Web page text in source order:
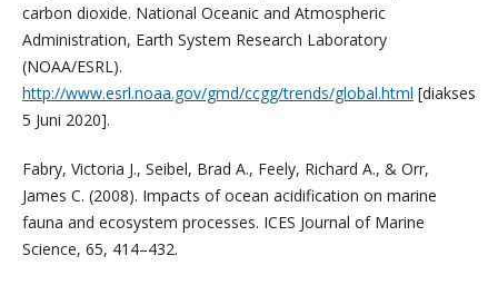
carbon dioxide. National Oceanic and Atmospheric
Administration, Earth System Research Laboratory
(NOAA/ESRL).
http://www.esrl.noaa.gov/gmd/ccgg/trends/global.html [diakses
5 Juni 2020].
Fabry, Victoria J., Seibel, Brad A., Feely, Richard A., & Orr,
James C. (2008). Impacts of ocean acidification on marine
fauna and ecosystem processes. ICES Journal of Marine
Science, 65, 414–432.